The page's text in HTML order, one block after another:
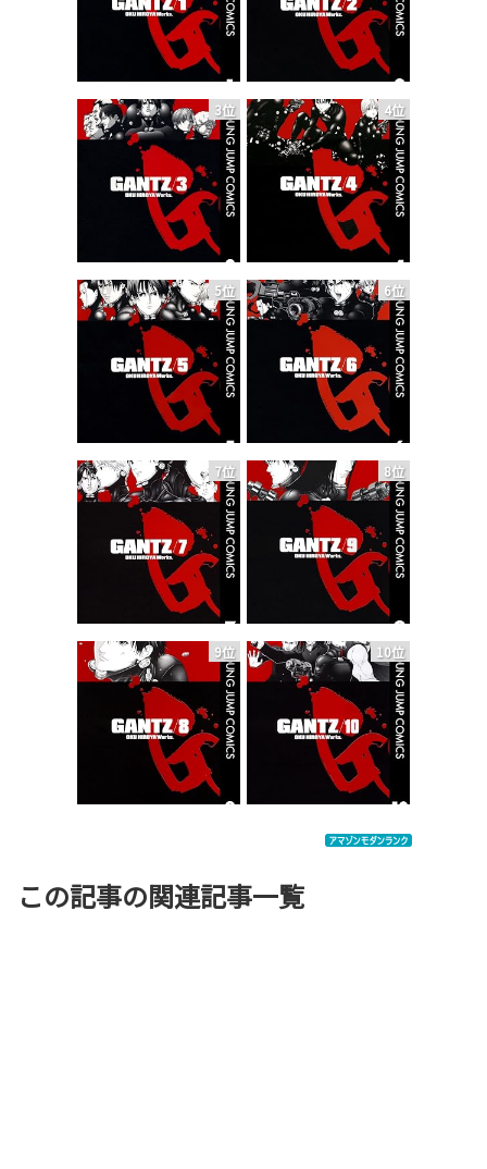
3位 4位
5位 6位
7位 8位
9位 10位
この記事の関連記事一覧